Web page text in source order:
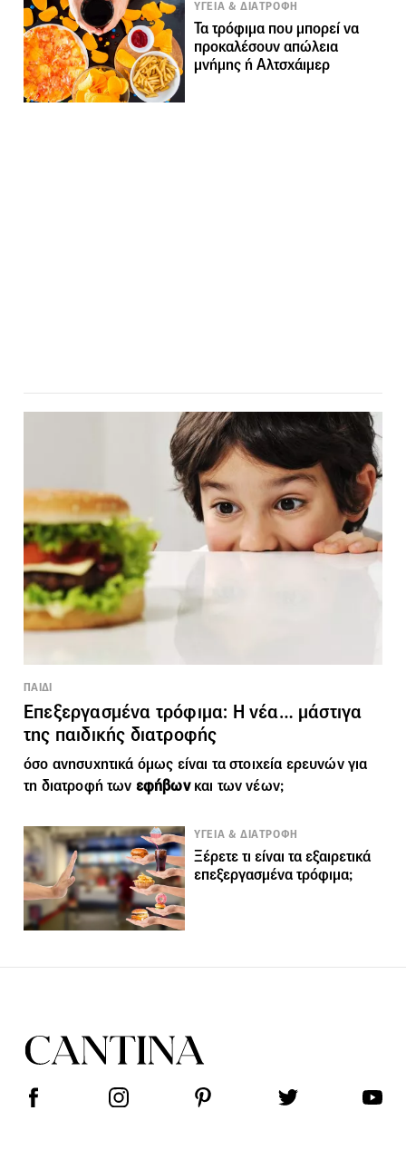
ΥΓΕΙΑ & ΔΙΑΤΡΟΦΗ
Τα τρόφιμα που μπορεί να
προκαλέσουν απώλεια
μνήμης ή Αλτσχάιμερ
ΠΑΙΔΙ
Επεξεργασμένα τρόφιμα: Η νέα… μάστιγα
της παιδικής διατροφής
όσο ανησυχητικά όμως είναι τα στοιχεία ερευνών για
τη διατροφή των εφήβωνκαι των νέων;
ΥΓΕΙΑ & ΔΙΑΤΡΟΦΗ
Ξέρετε τι είναι τα εξαιρετικά
επεξεργασμένα τρόφιμα;